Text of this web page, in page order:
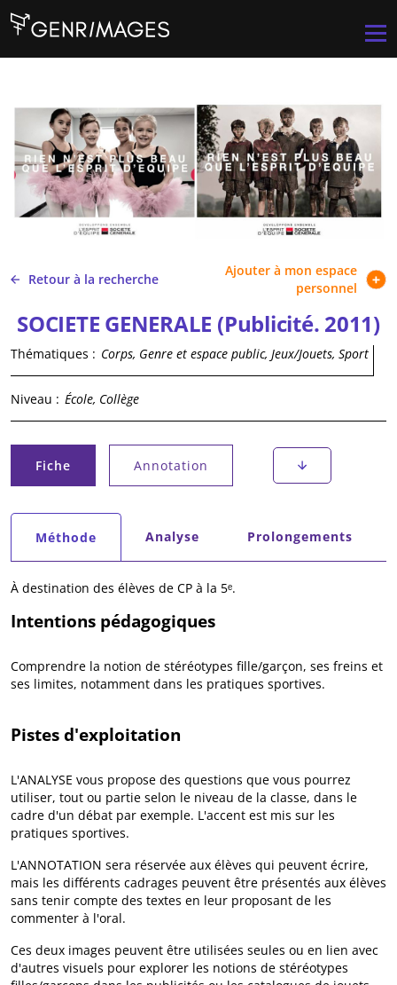
Retour à la recherche
Ajouter à mon espace
personnel
SOCIETE GENERALE (Publicité. 2011)
Thématiques : Corps, Genre et espace public, Jeux/Jouets, Sport
Niveau : École, Collège
Onglets principaux
Fiche
(onglet actif) Annotation
Onglets secondaires
Méthode
(onglet actif) Analyse Prolongements
À destination des élèves de CP à la 5ᵉ.
Intentions pédagogiques
Comprendre la notion de stéréotypes fille/garçon, ses freins et
ses limites, notamment dans les pratiques sportives.
Pistes d'exploitation
L'ANALYSE vous propose des questions que vous pourrez
utiliser, tout ou partie selon le niveau de la classe, dans le
cadre d'un débat par exemple. L'accent est mis sur les
pratiques sportives.
L'ANNOTATION sera réservée aux élèves qui peuvent écrire,
mais les différents cadrages peuvent être présentés aux élèves
sans tenir compte des textes en leur proposant de les
commenter à l'oral.
Ces deux images peuvent être utilisées seules ou en lien avec
d'autres visuels pour explorer les notions de stéréotypes